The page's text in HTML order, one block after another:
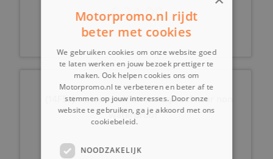
€ 34,99
(14F5e) verloopstekker waterproof naar non
waterproof
Motorpromo.nl rijdt
beter met cookies
We gebruiken cookies om onze website goed
te laten werken en jouw bezoek prettiger te
maken. Ook helpen cookies ons om
Motorpromo.nl te verbeteren en beter af te
stemmen op jouw interesses. Door onze
website te gebruiken, ga je akkoord met ons
cookiebeleid.
NOODZAKELIJK